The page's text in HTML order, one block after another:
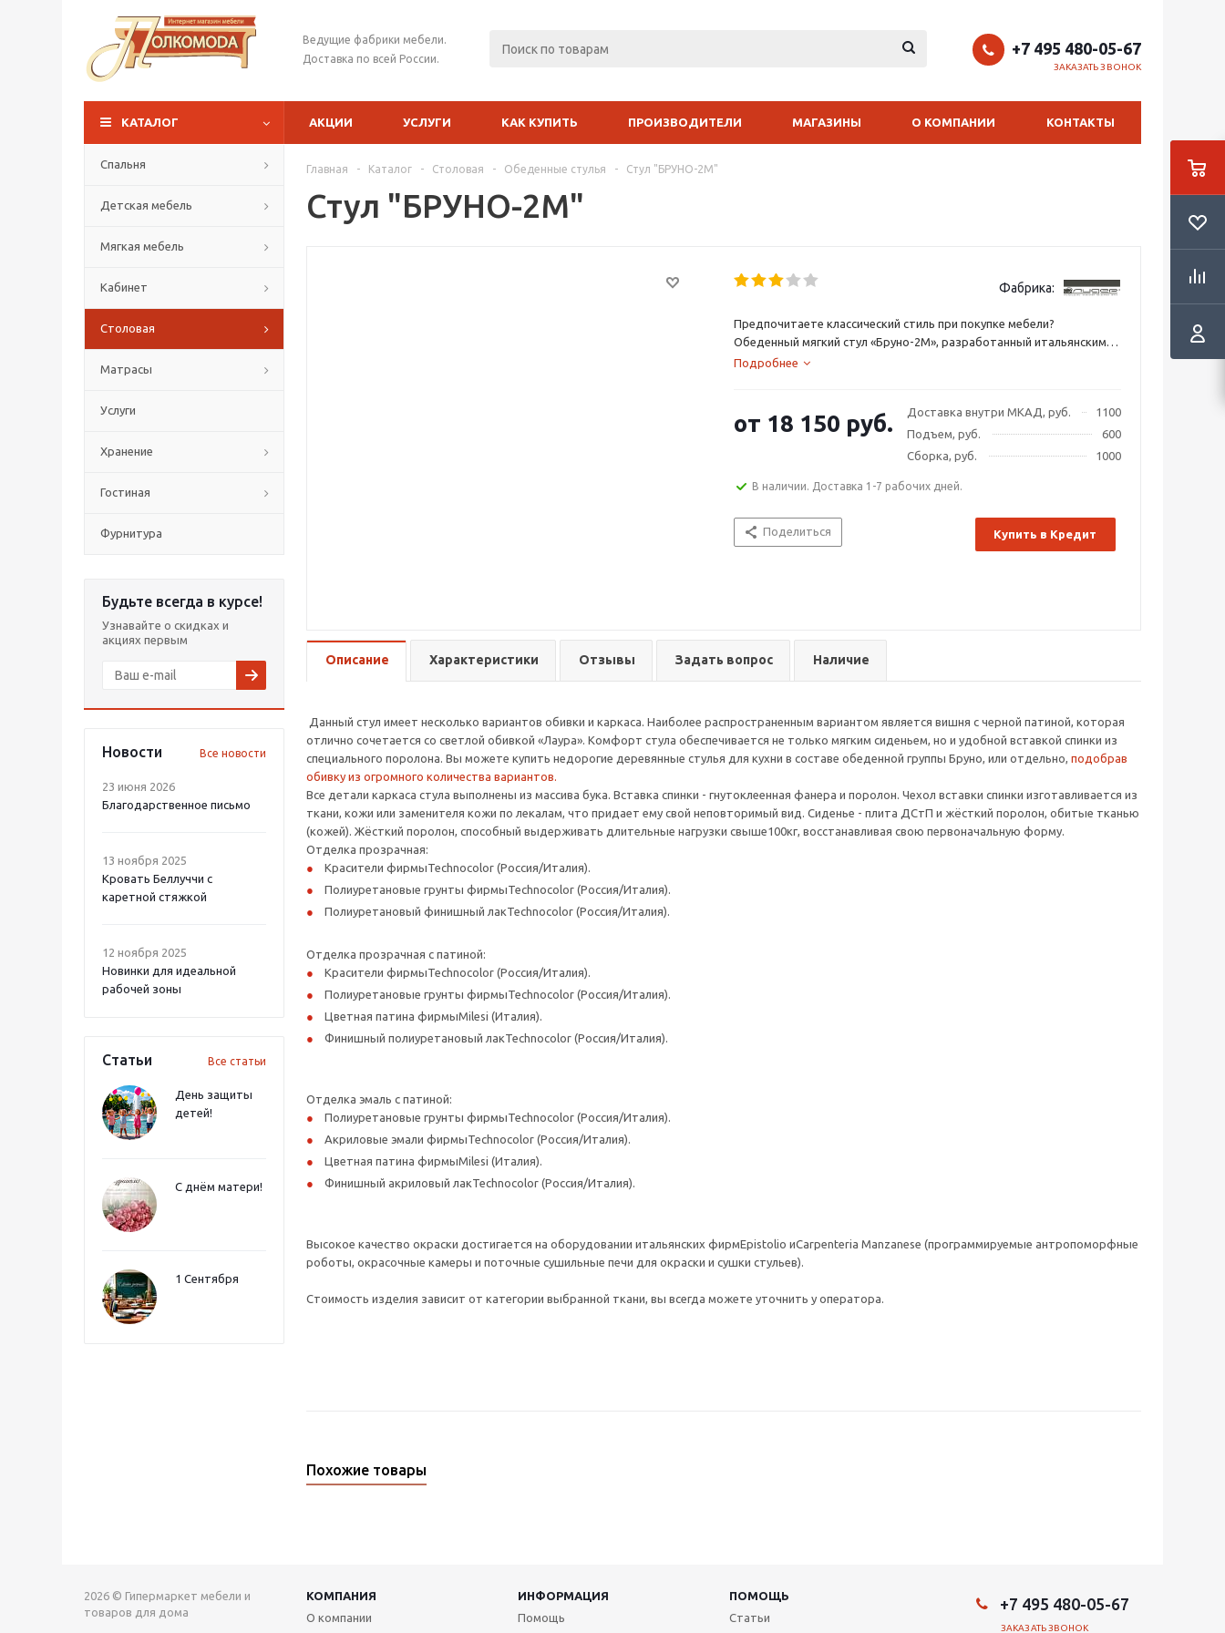
Ведущие фабрики мебели.
Доставка по всей России.
+7 495 480-05-67
ЗАКАЗАТЬ ЗВОНОК
КАТАЛОГ АКЦИИ УСЛУГИ КАК КУПИТЬ ПРОИЗВОДИТЕЛИ МАГАЗИНЫ О КОМПАНИИ КОНТАКТЫ
Спальня
Детская мебель
Мягкая мебель
Кабинет
Столовая
Матрасы
Услуги
Хранение
Гостиная
Фурнитура
Будьте всегда в курсе!
Узнавайте о скидках и
акциях первым
Новости Все новости
23 июня 2026
Благодарственное письмо
13 ноября 2025
Кровать Беллуччи с
каретной стяжкой
12 ноября 2025
Новинки для идеальной
рабочей зоны
Статьи Все статьи
День защиты
детей!
С днём матери!
1 Сентября
Главная - Каталог - Столовая - Обеденные стулья - Стул "БРУНО-2М"
Стул "БРУНО-2М"
Фабрика:
Предпочитаете классический стиль при покупке мебели?
Обеденный мягкий стул «Бруно-2М», разработанный итальянскими
дизайнерами, является великолепным образцом стиля «Классика».
Подробнее
Доставка внутри МКАД, руб.
1100
Подъем, руб.
600
Сборка, руб.
1000
от 18 150 руб.
В наличии. Доставка 1-7 рабочих дней.
Поделиться Купить в Кредит
Описание Характеристики Отзывы Задать вопрос Наличие
Данный стул имеет несколько вариантов обивки и каркаса. Наиболее распространенным вариантом является вишня с черной патиной, которая
отлично сочетается со светлой обивкой «Лаура». Комфорт стула обеспечивается не только мягким сиденьем, но и удобной вставкой спинки из
специального поролона. Вы можете купить недорогие деревянные стулья для кухни в составе обеденной группы Бруно, или отдельно, подобрав
обивку из огромного количества вариантов.
Все детали каркаса стула выполнены из массива бука. Вставка спинки - гнутоклеенная фанера и поролон. Чехол вставки спинки изготавливается из
ткани, кожи или заменителя кожи по лекалам, что придает ему свой неповторимый вид. Сиденье - плита ДСтП и жёсткий поролон, обитые тканью
(кожей). Жёсткий поролон, способный выдерживать длительные нагрузки свыше100кг, восстанавливая свою первоначальную форму.
Отделка прозрачная:
Красители фирмыTechnocolor (Россия/Италия).
Полиуретановые грунты фирмыTechnocolor (Россия/Италия).
Полиуретановый финишный лакTechnocolor (Россия/Италия).
Отделка прозрачная с патиной:
Красители фирмыTechnocolor (Россия/Италия).
Полиуретановые грунты фирмыTechnocolor (Россия/Италия).
Цветная патина фирмыMilesi (Италия).
Финишный полиуретановый лакTechnocolor (Россия/Италия).
Отделка эмаль с патиной:
Полиуретановые грунты фирмыTechnocolor (Россия/Италия).
Акриловые эмали фирмыTechnocolor (Россия/Италия).
Цветная патина фирмыMilesi (Италия).
Финишный акриловый лакTechnocolor (Россия/Италия).
Высокое качество окраски достигается на оборудовании итальянских фирмEpistolio иCarpenteria Manzanese (программируемые антропоморфные
роботы, окрасочные камеры и поточные сушильные печи для окраски и сушки стульев).
Стоимость изделия зависит от категории выбранной ткани, вы всегда можете уточнить у оператора.
Похожие товары
2026 © Гипермаркет мебели и
товаров для дома
КОМПАНИЯ ИНФОРМАЦИЯ
ПОМОЩЬ
О компании
Помощь
Статьи
+7 495 480-05-67
ЗАКАЗАТЬ ЗВОНОК